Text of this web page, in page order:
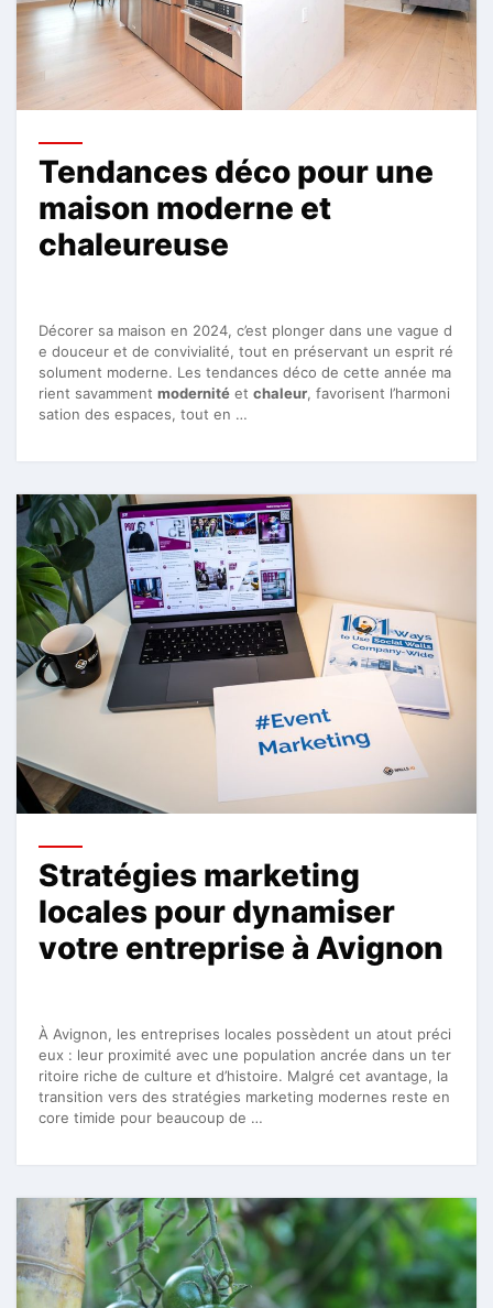
Tendances déco pour une
maison moderne et
chaleureuse
Décorer sa maison en 2024, c’est plonger dans une vague d
e douceur et de convivialité, tout en préservant un esprit ré
solument moderne. Les tendances déco de cette année ma
rient savamment modernité et chaleur, favorisent l’harmoni
sation des espaces, tout en …
Stratégies marketing
locales pour dynamiser
votre entreprise à Avignon
À Avignon, les entreprises locales possèdent un atout préci
eux : leur proximité avec une population ancrée dans un ter
ritoire riche de culture et d’histoire. Malgré cet avantage, la
transition vers des stratégies marketing modernes reste en
core timide pour beaucoup de …